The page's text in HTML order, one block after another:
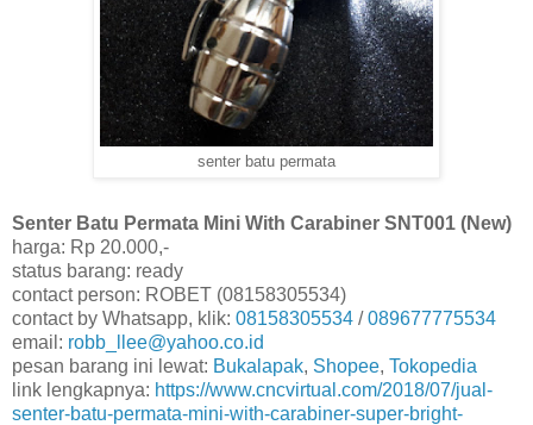
senter batu permata
Senter Batu Permata Mini With Carabiner SNT001 (New)
harga: Rp 20.000,-
status barang: ready
contact person: ROBET (08158305534)
contact by Whatsapp, klik: 08158305534 /089677775534
email: robb_llee@yahoo.co.id
pesan barang ini lewat: Bukalapak, Shopee, Tokopedia
link lengkapnya: https://www.cncvirtual.com/2018/07/jual-
senter-batu-permata-mini-with-carabiner-super-bright-